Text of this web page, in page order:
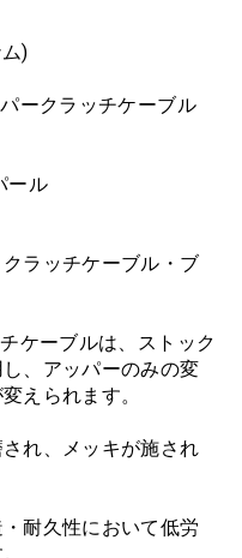
)
ークラッチケーブル
ール
ラッチケーブル・ブ
ケーブルは、ストック
、アッパーのみの変
えられます。
れ、メッキが施され
耐久性において低労